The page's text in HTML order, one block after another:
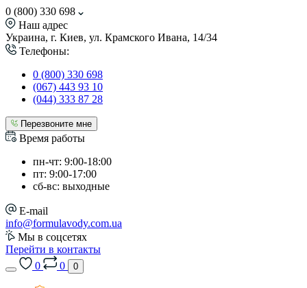
0 (800) 330 698
Наш адрес
Украина, г. Киев, ул. Крамского Ивана, 14/34
Телефоны:
0 (800) 330 698
(067) 443 93 10
(044) 333 87 28
Перезвоните мне
Время работы
пн-чт: 9:00-18:00
пт: 9:00-17:00
сб-вс: выходные
E-mail
info@formulavody.com.ua
Мы в соцсетях
Перейти в контакты
0
0 0